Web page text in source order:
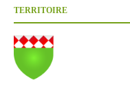
TERRITOIRE